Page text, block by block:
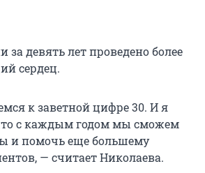
за девять лет проведено более
сердец.
к заветной цифре 30. И я
с каждым годом мы сможем
и помочь еще большему
— считает Николаева.